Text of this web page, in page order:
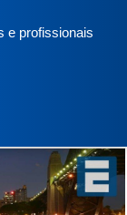
e profissionais